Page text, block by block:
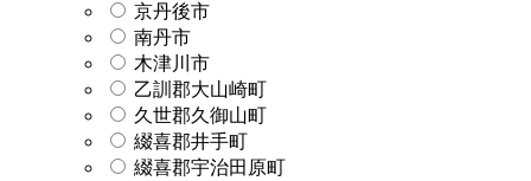
京丹後市
南丹市
木津川市
乙訓郡大山崎町
久世郡久御山町
綴喜郡井手町
綴喜郡宇治田原町